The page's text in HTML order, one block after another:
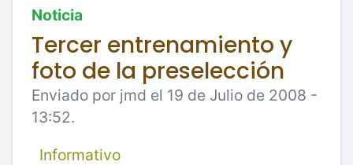
Noticia
Tercer entrenamiento y
foto de la preselección
Enviado por jmd el 19 de Julio de 2008 -
13:52.
Informativo